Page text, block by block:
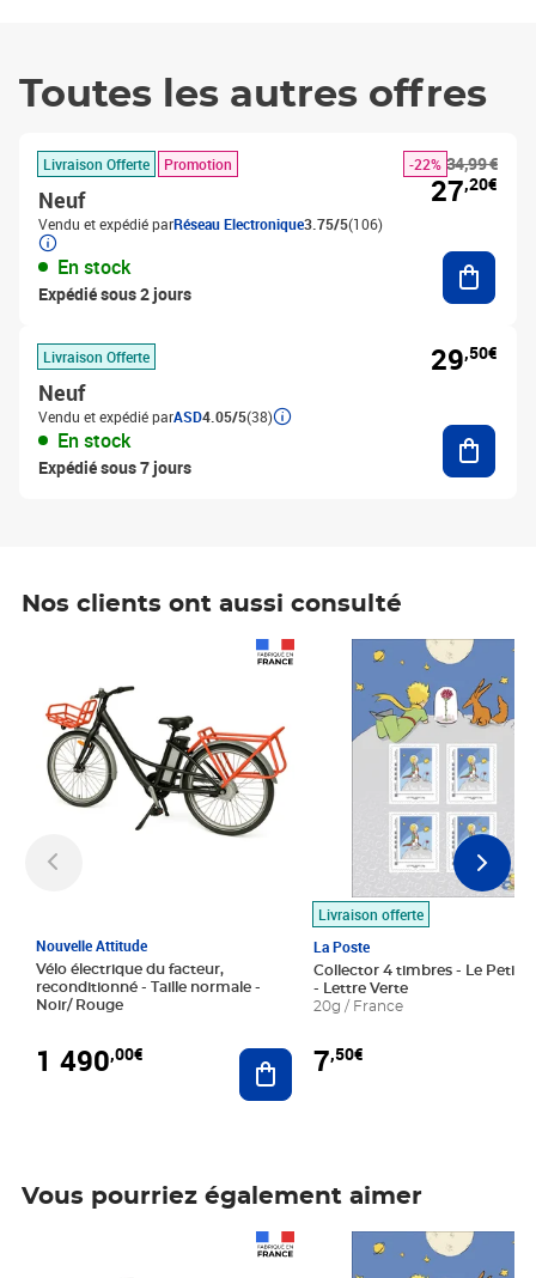
Toutes les autres offres
Livraison Offerte Promotion
Neuf
Vendu et expédié parRéseau Electronique3.75/5(106)
En stock
Expédié sous 2 jours
34,99 €
-22%
27,20€
Livraison Offerte
Neuf
Vendu et expédié parASD4.05/5(38)
En stock
Expédié sous 7 jours
29,50€
Nos clients ont aussi consulté
Nouvelle Attitude
Vélo électrique du facteur,
reconditionné - Taille normale -
Noir/ Rouge
1 490,00€ Ajouter au panier
Livraison offerte
La Poste
Collector 4 timbres - Le Petit
- Lettre Verte
20g / France
7,50€
Prix 7,50€
Vous pourriez également aimer
Prix 7,50€